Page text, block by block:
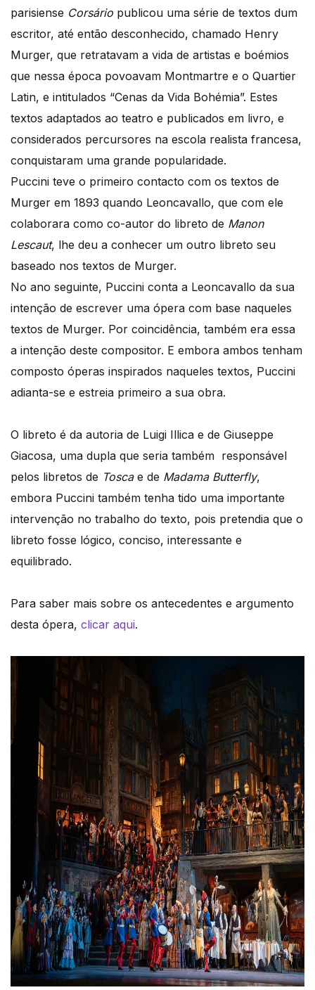
parisiense Corsário publicou uma série de textos dum
escritor, até então desconhecido, chamado Henry
Murger, que retratavam a vida de artistas e boémios
que nessa época povoavam Montmartre e o Quartier
Latin, e intitulados “Cenas da Vida Bohémia”. Estes
textos adaptados ao teatro e publicados em livro, e
considerados percursores na escola realista francesa,
conquistaram uma grande popularidade.
Puccini teve o primeiro contacto com os textos de
Murger em 1893 quando Leoncavallo, que com ele
colaborara como co-autor do libreto de Manon
Lescaut, lhe deu a conhecer um outro libreto seu
baseado nos textos de Murger.
No ano seguinte, Puccini conta a Leoncavallo da sua
intenção de escrever uma ópera com base naqueles
textos de Murger. Por coincidência, também era essa
a intenção deste compositor. E embora ambos tenham
composto óperas inspirados naqueles textos, Puccini
adianta-se e estreia primeiro a sua obra.
O libreto é da autoria de Luigi Illica e de Giuseppe
Giacosa, uma dupla que seria também responsável
pelos libretos de Tosca e de Madama Butterfly,
embora Puccini também tenha tido uma importante
intervenção no trabalho do texto, pois pretendia que o
libreto fosse lógico, conciso, interessante e
equilibrado.
Para saber mais sobre os antecedentes e argumento
desta ópera, clicar aqui.